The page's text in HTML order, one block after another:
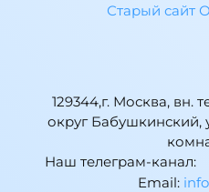
Старый сайт
129344,г. Москва, вн.
округ Бабушкинский,
Наш телеграм-канал:
Email: